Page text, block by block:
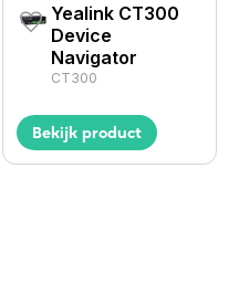
Yealink CT300
Device
Navigator
CT300
Bekijk product